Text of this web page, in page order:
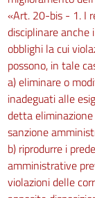
«Art. 20-bis - 1. I
disciplinare
obblighi la cui
possono, in tale
a) eliminare o
inadeguati alle
detta
sanzione
b) riprodurre i
amministrative
violazioni delle